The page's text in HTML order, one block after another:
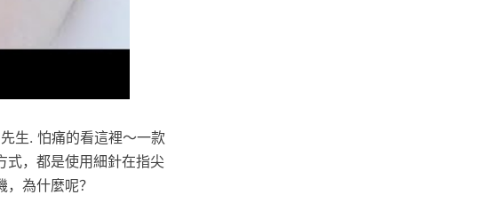
生. 怕痛的看這裡～一款
式，都是使用細針在指尖
為什麼呢？